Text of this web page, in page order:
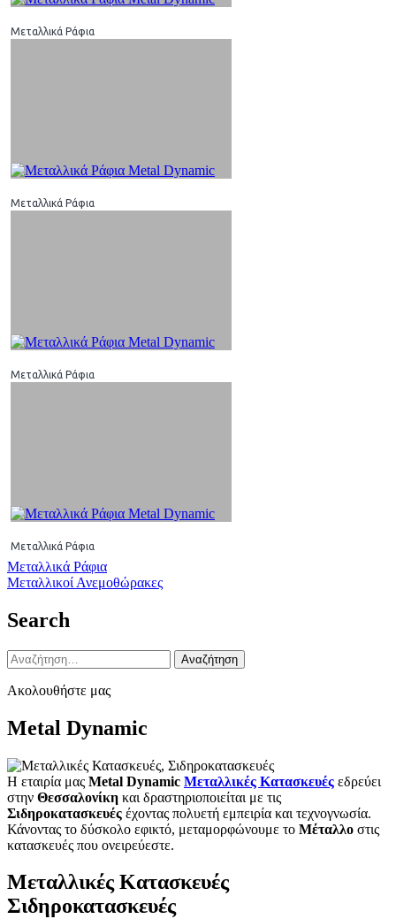
Μεταλλικά Ράφια
Μεταλλικά Ράφια
Μεταλλικά Ράφια
Μεταλλικά Ράφια
Πλοήγηση
άρθρων
Μεταλλικά Ράφια
Μεταλλικοί Ανεμοθώρακες
Search
Αναζήτηση
για:
Ακολουθήστε μας
Metal Dynamic
Η εταιρία μας Metal Dynamic Μεταλλικές Κατασκευές εδρεύει
στην Θεσσαλονίκη και δραστηριοποιείται με τις
Σιδηροκατασκευές έχοντας πολυετή εμπειρία και τεχνογνωσία.
Κάνοντας το δύσκολο εφικτό, μεταμορφώνουμε το Μέταλλο στις
κατασκευές που ονειρεύεστε.
Μεταλλικές Κατασκευές
Σιδηροκατασκευές